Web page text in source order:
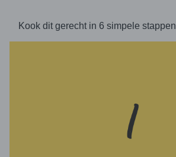
Kook dit gerecht in 6 simpele stappen